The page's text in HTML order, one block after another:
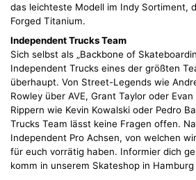
das leichteste Modell im Indy Sortiment,
Forged Titanium.
Independent Trucks Team
Sich selbst als „Backbone of
Independent Trucks eines der größten
überhaupt. Von Street-Legends wie
Rowley über AVE, Grant Taylor oder
Rippern wie Kevin Kowalski oder Pedro
Trucks Team lässt keine Fragen offen.
Independent Pro Achsen, von welchen
für euch vorrätig haben. Informier dich
komm in unserem Skateshop in Hamburg